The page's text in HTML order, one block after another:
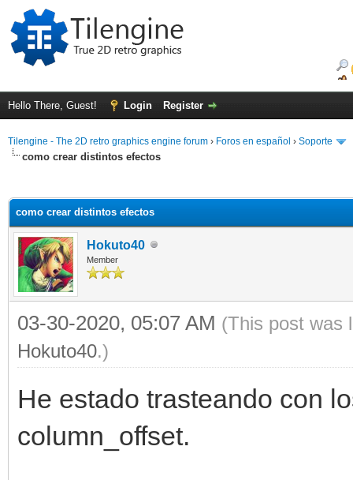
Hello There, Guest! Login Register
Tilengine - The 2D retro graphics engine forum › Foros en español › Soporte
como crear distintos efectos
como crear distintos efectos
Hokuto40
Member
03-30-2020, 05:07 AM (This post was
Hokuto40.)
He estado trasteando con
column_offset.